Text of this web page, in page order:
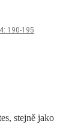
190-195
stejně jako